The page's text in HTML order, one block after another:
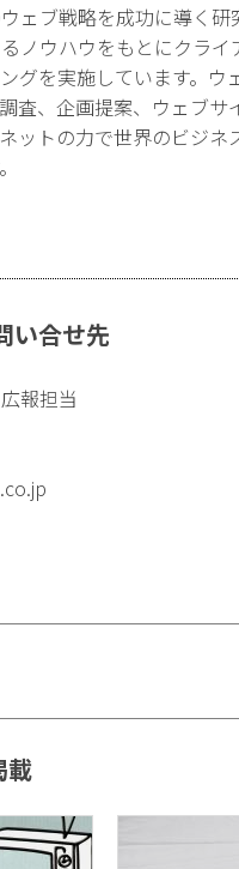
ェブ戦略を成功に導く
ノウハウをもとにクラ
グを実施しています。
査、企画提案、ウェブ
ットの力で世界のビジ
い合せ先
報担当
載